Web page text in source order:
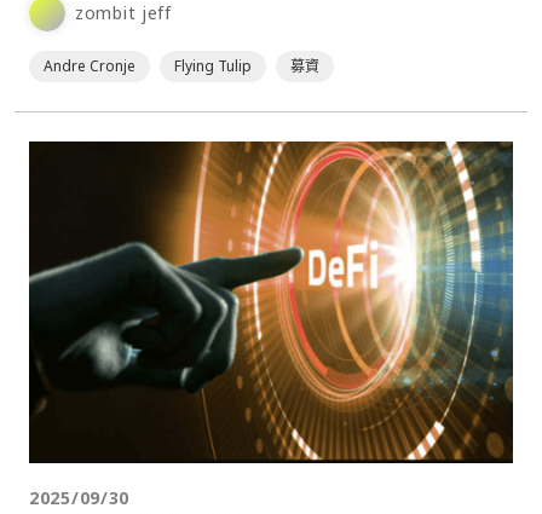
zombit jeff
Andre Cronje Flying Tulip 募資
2025/09/30